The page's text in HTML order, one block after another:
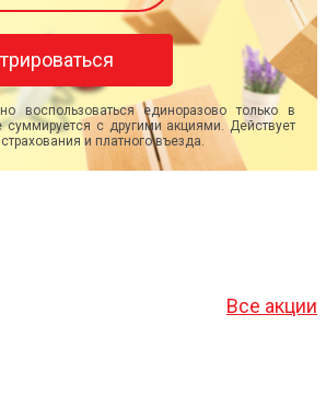
воспользоваться единоразово только в
суммируется с другими акциями. Действует
и платного въезда.
Все акции